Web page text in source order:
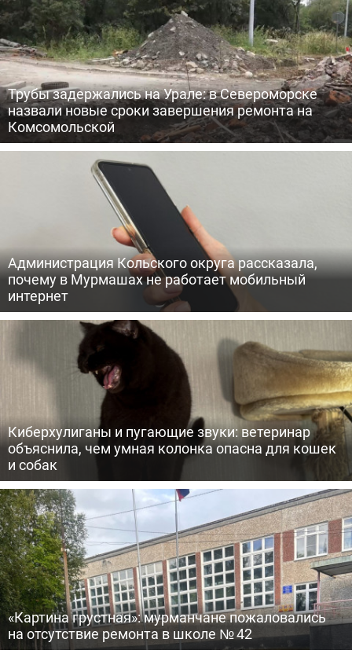
Трубы задержались на Урале: в Североморске
назвали новые сроки завершения ремонта на
Комсомольской
Администрация Кольского округа рассказала,
почему в Мурмашах не работает мобильный
интернет
Киберхулиганы и пугающие звуки: ветеринар
объяснила, чем умная колонка опасна для кошек
и собак
«Картина грустная»: мурманчане пожаловались
на отсутствие ремонта в школе № 42